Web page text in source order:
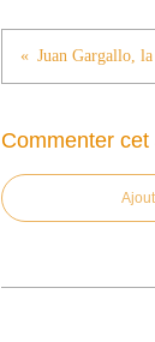
Commenter cet